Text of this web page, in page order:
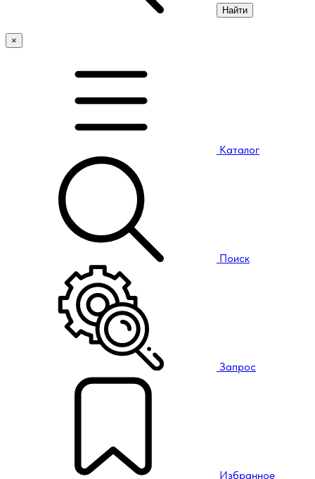
Найти
×
Каталог
Поиск
Запрос
Избранное